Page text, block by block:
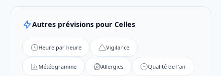
Autres prévisions pour Celles
Heure par heure Vigilance
Météogramme Allergies Qualité de l'air